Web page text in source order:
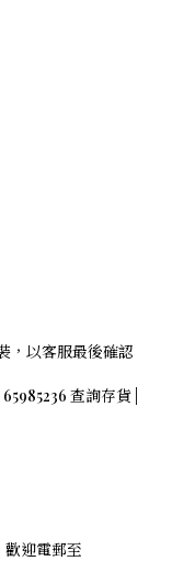
，以客服最後確認
查詢存貨 |
迎電郵至